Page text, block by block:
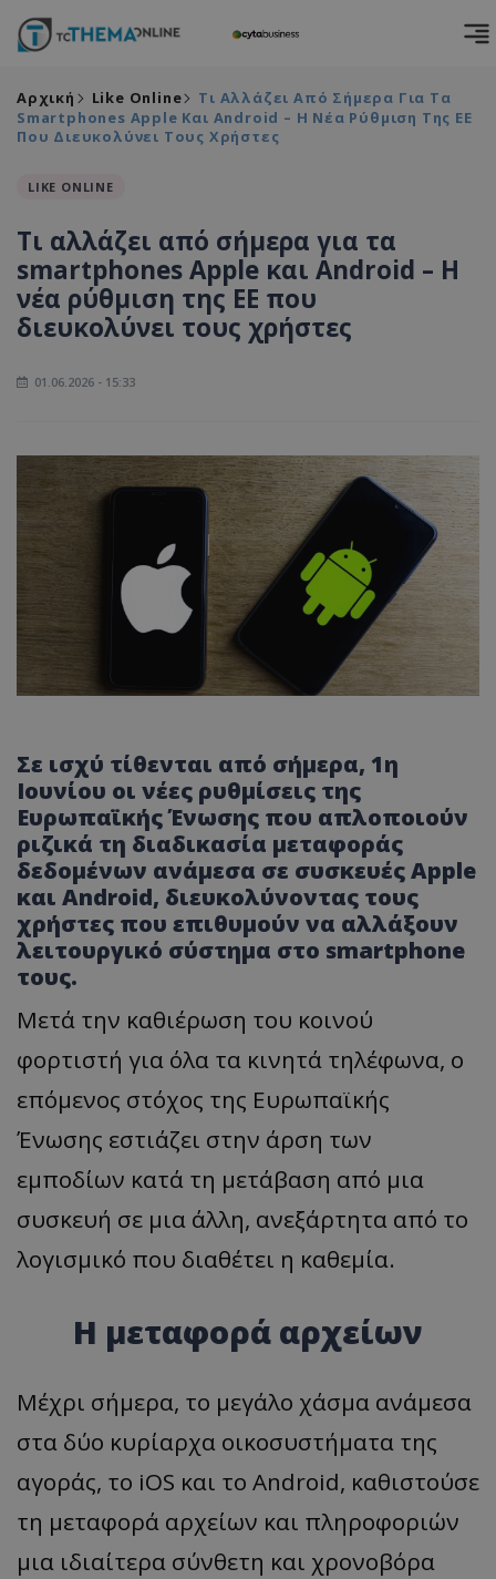
Αρχική Like Online
Τι Αλλάζει Από Σήμερα Για Τα
Smartphones Apple Και Android – Η Νέα Ρύθμιση Της ΕΕ
Που Διευκολύνει Τους Χρήστες
LIKE ONLINE
Τι αλλάζει από σήμερα για τα
smartphones Apple και Android – Η
νέα ρύθμιση της ΕΕ που
διευκολύνει τους χρήστες
01.06.2026 - 15:33
Σε ισχύ τίθενται από σήμερα, 1η
Ιουνίου οι νέες ρυθμίσεις της
Ευρωπαϊκής Ένωσης που απλοποιούν
ριζικά τη διαδικασία μεταφοράς
δεδομένων ανάμεσα σε συσκευές Apple
και Android, διευκολύνοντας τους
χρήστες που επιθυμούν να αλλάξουν
λειτουργικό σύστημα στο smartphone
τους.
Μετά την καθιέρωση του κοινού
φορτιστή για όλα τα κινητά τηλέφωνα, ο
επόμενος στόχος της Ευρωπαϊκής
Ένωσης εστιάζει στην άρση των
εμποδίων κατά τη μετάβαση από μια
συσκευή σε μια άλλη, ανεξάρτητα από το
λογισμικό που διαθέτει η καθεμία.
Η μεταφορά αρχείων
Μέχρι σήμερα, το μεγάλο χάσμα ανάμεσα
στα δύο κυρίαρχα οικοσυστήματα της
αγοράς, το iOS και το Android, καθιστούσε
τη μεταφορά αρχείων και πληροφοριών
μια ιδιαίτερα σύνθετη και χρονοβόρα